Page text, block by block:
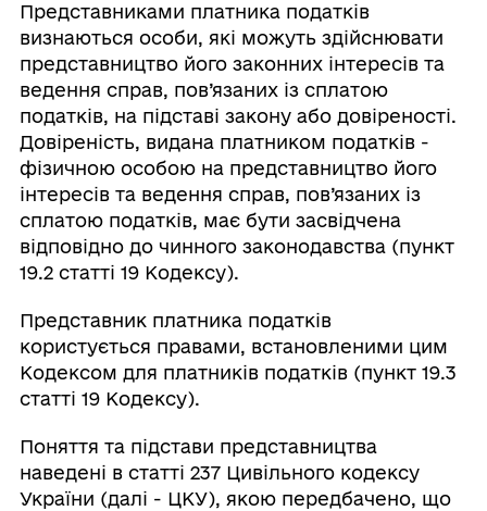
Представниками платника податків
визнаються особи, які можуть здійснювати
представництво його законних інтересів та
ведення справ, пов’язаних із сплатою
податків, на підставі закону або довіреності.
Довіреність, видана платником податків -
фізичною особою на представництво його
інтересів та ведення справ, пов’язаних із
сплатою податків, має бути засвідчена
відповідно до чинного законодавства (пункт
19.2 статті 19 Кодексу).
Представник платника податків
користується правами, встановленими цим
Кодексом для платників податків (пункт 19.3
статті 19 Кодексу).
Поняття та підстави представництва
наведені в статті 237 Цивільного кодексу
України (далі - ЦКУ), якою передбачено, що